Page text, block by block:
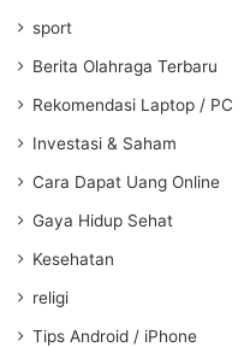
sport
Berita Olahraga Terbaru
Rekomendasi Laptop / PC
Investasi & Saham
Cara Dapat Uang Online
Gaya Hidup Sehat
Kesehatan
religi
Tips Android / iPhone